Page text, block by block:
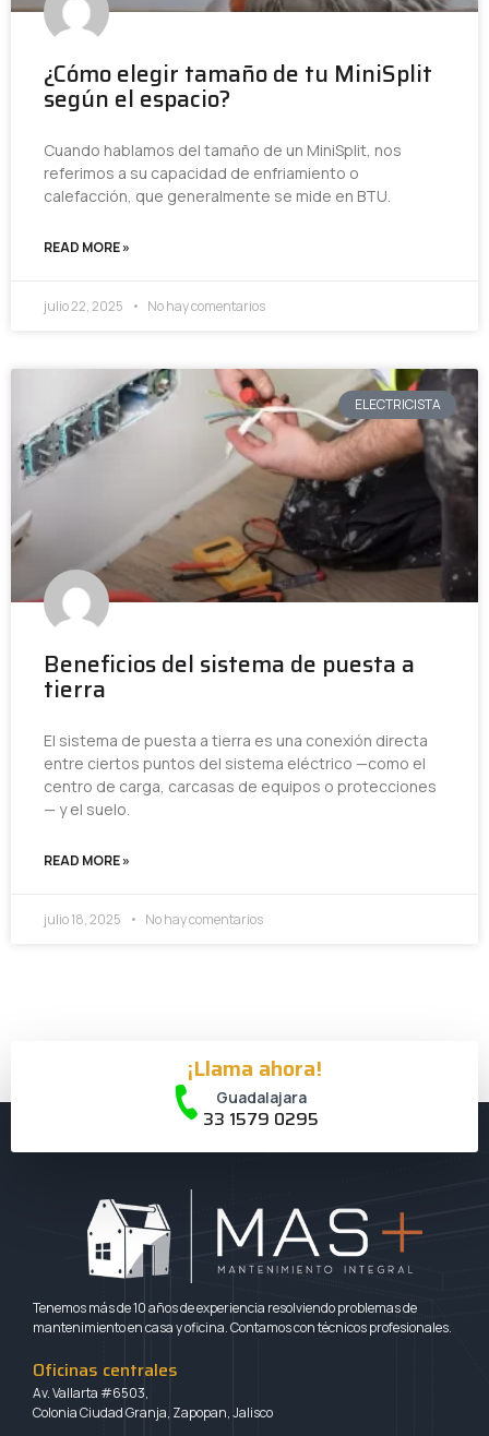
¿Cómo elegir tamaño de tu MiniSplit
según el espacio?
Cuando hablamos del tamaño de un MiniSplit, nos
referimos a su capacidad de enfriamiento o
calefacción, que generalmente se mide en BTU.
READ MORE »
julio 22, 2025 No hay comentarios
ELECTRICISTA
Beneficios del sistema de puesta a
tierra
El sistema de puesta a tierra es una conexión directa
entre ciertos puntos del sistema eléctrico —como el
centro de carga, carcasas de equipos o protecciones
— y el suelo.
READ MORE »
julio 18, 2025 No hay comentarios
¡Llama ahora!
Guadalajara
33 1579 0295
Tenemos más de 10 años de experiencia resolviendo problemas de
mantenimiento en casa y oficina. Contamos con técnicos profesionales.
Oficinas centrales
Av. Vallarta #6503,
Colonia Ciudad Granja, Zapopan, Jalisco